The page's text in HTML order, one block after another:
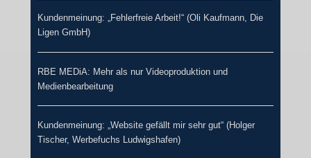
Kundenmeinung: „Fehlerfreie Arbeit!“ (Oli Kaufmann, Die
Ligen GmbH)
RBE MEDiA: Mehr als nur Videoproduktion und
Medienbearbeitung
Kundenmeinung: „Website gefällt mir sehr gut“ (Holger
Tischer, Werbefuchs Ludwigshafen)